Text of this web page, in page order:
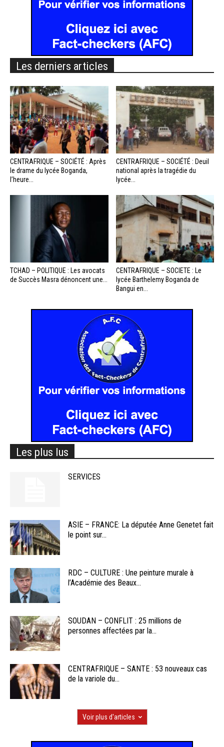
Les derniers articles
CENTRAFRIQUE – SOCIÉTÉ : Après
le drame du lycée Boganda,
l’heure...
CENTRAFRIQUE – SOCIÉTÉ : Deuil
national après la tragédie du
lycée...
TCHAD – POLITIQUE : Les avocats
de Succès Masra dénoncent une...
CENTRAFRIQUE – SOCIETE : Le
lycée Barthelemy Boganda de
Bangui en...
Les plus lus
SERVICES
ASIE – FRANCE: La députée Anne Genetet fait
le point sur...
RDC – CULTURE : Une peinture murale à
l’Académie des Beaux...
SOUDAN – CONFLIT : 25 millions de
personnes affectées par la...
CENTRAFRIQUE – SANTE : 53 nouveaux cas
de la variole du...
Voir plus d'articles